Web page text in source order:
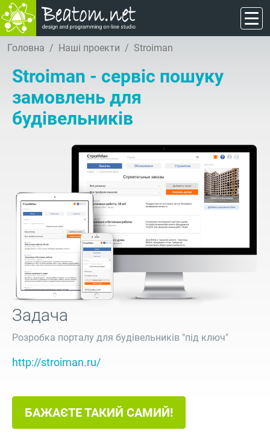
Головна Наші проекти Stroiman
Stroiman - сервіс пошуку
замовлень для
будівельників
Задача
Розробка порталу для будівельників "під ключ"
http://stroiman.ru/
БАЖАЄТЕ ТАКИЙ САМИЙ!